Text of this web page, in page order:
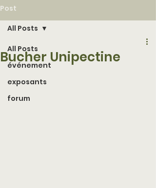
Post
All Posts
événement
exposants
forum
All Posts
Bucher Unipectine